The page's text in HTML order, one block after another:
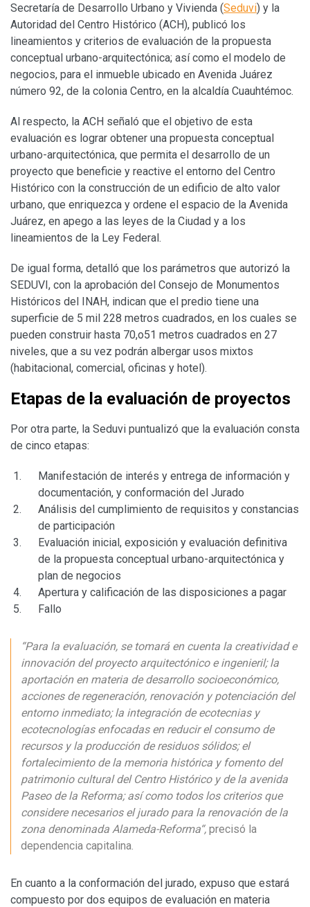
Secretaría de Desarrollo Urbano y Vivienda (Seduvi) y la
Autoridad del Centro Histórico (ACH), publicó los
lineamientos y criterios de evaluación de la propuesta
conceptual urbano-arquitectónica; así como el modelo de
negocios, para el inmueble ubicado en Avenida Juárez
número 92, de la colonia Centro, en la alcaldía Cuauhtémoc.
Al respecto, la ACH señaló que el objetivo de esta
evaluación es lograr obtener una propuesta conceptual
urbano-arquitectónica, que permita el desarrollo de un
proyecto que beneficie y reactive el entorno del Centro
Histórico con la construcción de un edificio de alto valor
urbano, que enriquezca y ordene el espacio de la Avenida
Juárez, en apego a las leyes de la Ciudad y a los
lineamientos de la Ley Federal.
De igual forma, detalló que los parámetros que autorizó la
SEDUVI, con la aprobación del Consejo de Monumentos
Históricos del INAH, indican que el predio tiene una
superficie de 5 mil 228 metros cuadrados, en los cuales se
pueden construir hasta 70,o51 metros cuadrados en 27
niveles, que a su vez podrán albergar usos mixtos
(habitacional, comercial, oficinas y hotel).
Etapas de la evaluación de proyectos
Por otra parte, la Seduvi puntualizó que la evaluación consta
de cinco etapas:
Manifestación de interés y entrega de información y
documentación, y conformación del Jurado
Análisis del cumplimiento de requisitos y constancias
de participación
Evaluación inicial, exposición y evaluación definitiva
de la propuesta conceptual urbano-arquitectónica y
plan de negocios
Apertura y calificación de las disposiciones a pagar
Fallo
“Para la evaluación, se tomará en cuenta la creatividad e
innovación del proyecto arquitectónico e ingenieril; la
aportación en materia de desarrollo socioeconómico,
acciones de regeneración, renovación y potenciación del
entorno inmediato; la integración de ecotecnias y
ecotecnologías enfocadas en reducir el consumo de
recursos y la producción de residuos sólidos; el
fortalecimiento de la memoria histórica y fomento del
patrimonio cultural del Centro Histórico y de la avenida
Paseo de la Reforma; así como todos los criterios que
considere necesarios el jurado para la renovación de la
zona denominada Alameda-Reforma“, precisó la
dependencia capitalina.
En cuanto a la conformación del jurado, expuso que estará
compuesto por dos equipos de evaluación en materia